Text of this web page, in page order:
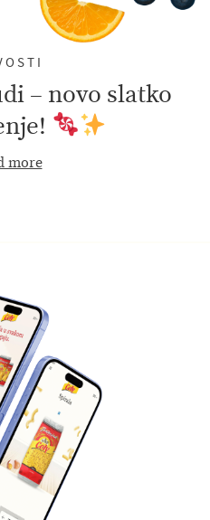
– novo slatko
more